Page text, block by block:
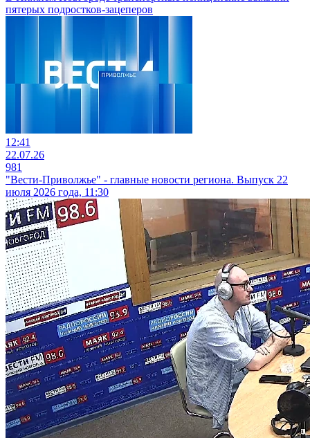
пятерых подростков-зацеперов
12:41
22.07.26
981
"Вести-Приволжье" - главные новости региона. Выпуск 22
июля 2026 года, 11:30